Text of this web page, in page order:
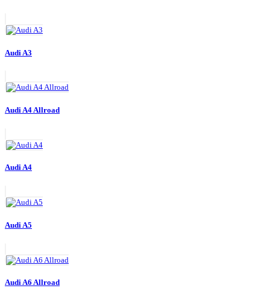
Audi A3
Audi A4 Allroad
Audi A4
Audi A5
Audi A6 Allroad